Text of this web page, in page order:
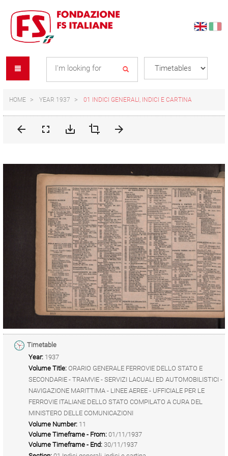
content
navigation
menu
HOME YEAR 1937 01 INDICI GENERALI, INDICI E CARTINA
Timetable
Year: 1937
Volume Title: ORARIO GENERALE FERROVIE DELLO STATO E
SECONDARIE - TRAMVIE - SERVIZI LACUALI ED AUTOMOBILISTICI -
NAVIGAZIONE MARITTIMA - LINEE AEREE - UFFICIALE PER LE
FERROVIE ITALIANE DELLO STATO COMPILATO A CURA DEL
MINISTERO DELLE COMUNICAZIONI
Volume Number: 11
Volume Timeframe - From: 01/11/1937
Volume Timeframe - End: 30/11/1937